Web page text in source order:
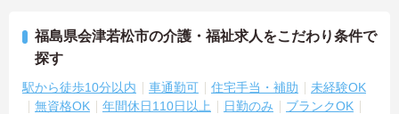
福島県会津若松市の介護・福祉求人をこだわり条件で
探す
駅から徒歩10分以内 車通勤可 住宅手当・補助
未経験OK
無資格OK
年間休日110日以上 日勤のみ
ブランクOK